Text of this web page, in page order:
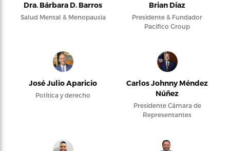
Dra. Bárbara D. Barros
Salud Mental & Menopausia
Brian Díaz
Presidente & Fundador
Pacifico Group
José Julio Aparicio
Política y derecho
Carlos Johnny Méndez
Núñez
Presidente Cámara de
Representantes